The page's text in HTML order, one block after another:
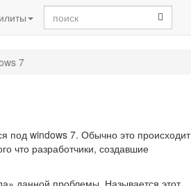
7
под windows 7. Обычно это происходит
что разработчики, создавшие
данной проблемы. Называется этот